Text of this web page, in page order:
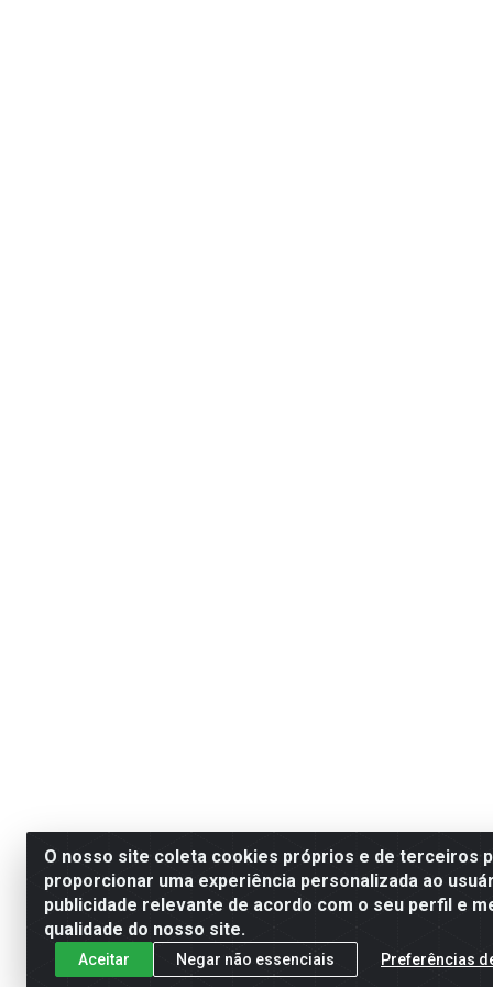
O nosso site coleta cookies próprios e de terceiros
proporcionar uma experiência personalizada ao
publicidade relevante de acordo com o seu perfil e
qualidade do nosso site.
Aceitar Negar não essenciais Preferências